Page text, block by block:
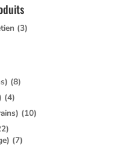
(3)
(8)
(4)
(10)
(7)